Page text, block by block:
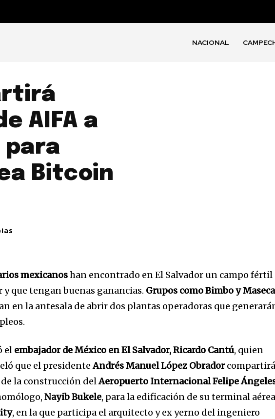
NACIONAL
AIFA a
para
Bitcoin
mexicanoshan encontrado en El Salvador un campo fértil
que tengan buenas ganancias. Grupos como Bimbo y Maseca
en la antesala de abrir dos plantas operadoras que
el embajador de México en El Salvador, Ricardo Cantú, quien
que el presidenteAndrés Manuel López Obrador
la construcción delAeropuerto Internacional Felipe
Nayib Bukele, para la edificación de su terminal aérea
, en la que participa el arquitecto y ex yerno del ingeniero